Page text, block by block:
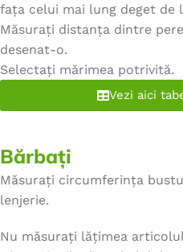
fața celui mai lung deget de
Măsurați distanța dintre
desenat-o.
Selectați mărimea potrivită.
Vezi aici
Bărbați
Măsurați circumferința
lenjerie.
Nu măsurați lățimea